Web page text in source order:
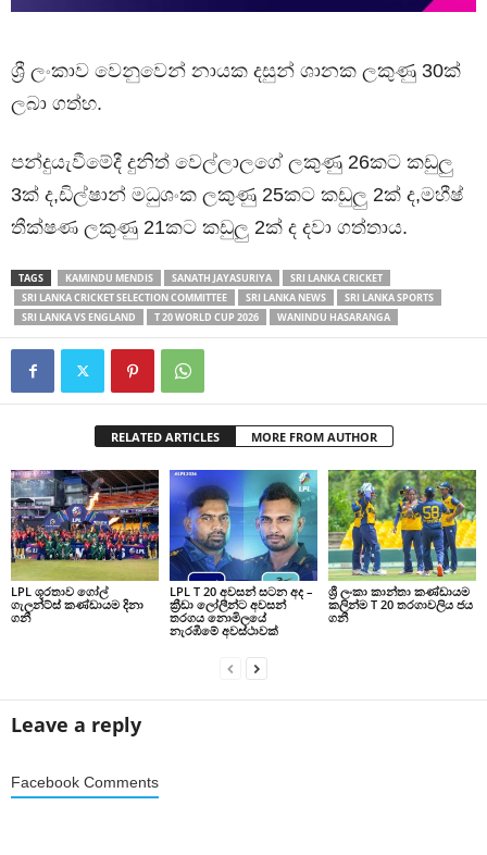
ශ්‍රී ලංකාව වෙනුවෙන් නායක දසුන් ශානක ලකුණු 30ක්
ලබා ගත්හ.
පන්දුයැවීමේදී දුනිත් වෙල්ලාලගේ ලකුණු 26කට කඩුලු
3ක් ද,ඩිල්ෂාන් මධුශංක ලකුණු 25කට කඩුලු 2ක් ද,මහීෂ්
තීක්ෂණ ලකුණු 21කට කඩුලු 2ක් ද දවා ගත්තාය.
TAGS KAMINDU MENDIS SANATH JAYASURIYA
SRI LANKA CRICKET
SRI LANKA CRICKET SELECTION COMMITTEE
SRI LANKA NEWS
SRI LANKA SPORTS
SRI LANKA VS ENGLAND
T 20 WORLD CUP 2026 WANINDU HASARANGA
RELATED ARTICLES MORE FROM AUTHOR
LPL ශූරතාව ගෝල්
ගැලන්ට්ස් කණ්ඩායම දිනා
ගනී
LPL T 20 අවසන් සටන අද –
ක්‍රීඩා ලෝලීන්ට අවසන්
තරගය නොමිලයේ
නැරඹීමේ අවස්ථාවක්
ශ්‍රී ලංකා කාන්තා කණ්ඩායම
කලින්ම T 20 තරගාවලිය ජය
ගනී
Leave a reply
Facebook Comments